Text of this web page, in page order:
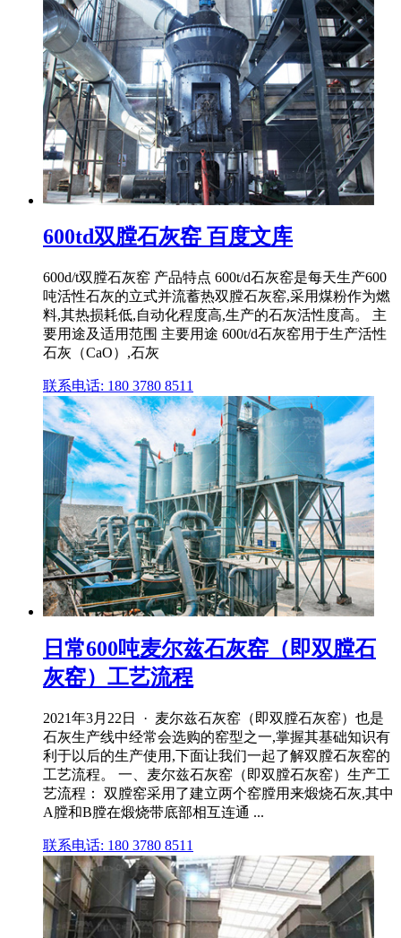
600td双膛石灰窑 百度文库
600d/t双膛石灰窑 产品特点 600t/d石灰窑是每天生产600
吨活性石灰的立式并流蓄热双膛石灰窑,采用煤粉作为燃
料,其热损耗低,自动化程度高,生产的石灰活性度高。 主
要用途及适用范围 主要用途 600t/d石灰窑用于生产活性
石灰（CaO）,石灰
联系电话: 180 3780 8511
日常600吨麦尔兹石灰窑（即双膛石
灰窑）工艺流程
2021年3月22日 · 麦尔兹石灰窑（即双膛石灰窑）也是
石灰生产线中经常会选购的窑型之一,掌握其基础知识有
利于以后的生产使用,下面让我们一起了解双膛石灰窑的
工艺流程。 一、麦尔兹石灰窑（即双膛石灰窑）生产工
艺流程： 双膛窑采用了建立两个窑膛用来煅烧石灰,其中
A膛和B膛在煅烧带底部相互连通 ...
联系电话: 180 3780 8511